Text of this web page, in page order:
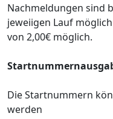
Nachmeldungen sind
jeweiigen Lauf
von 2,00€ möglich.
Die Startnummern
werden